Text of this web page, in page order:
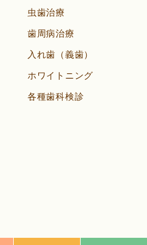
虫歯治療
歯周病治療
入れ歯（義歯）
ホワイトニング
各種歯科検診